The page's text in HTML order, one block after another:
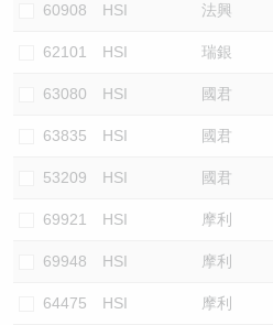
60908 HSI 法興
62101 HSI 瑞銀
63080 HSI 國君
63835 HSI 國君
53209 HSI 國君
69921 HSI 摩利
69948 HSI 摩利
64475 HSI 摩利